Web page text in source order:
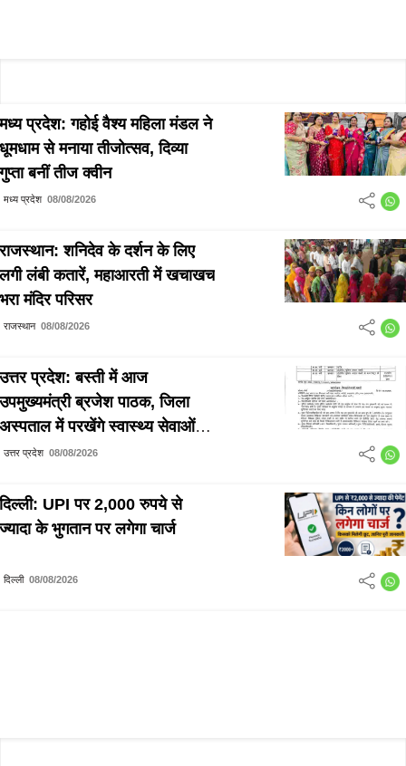
मध्य प्रदेश: गहोई वैश्य महिला मंडल ने
धूमधाम से मनाया तीजोत्सव, दिव्या
गुप्ता बनीं तीज क्वीन
मध्य प्रदेश 08/08/2026
राजस्थान: शनिदेव के दर्शन के लिए
लगी लंबी कतारें, महाआरती में खचाखच
भरा मंदिर परिसर
राजस्थान 08/08/2026
उत्तर प्रदेश: बस्ती में आज
उपमुख्यमंत्री ब्रजेश पाठक, जिला
अस्पताल में परखेंगे स्वास्थ्य सेवाओं की
हकीकत
उत्तर प्रदेश 08/08/2026
दिल्ली: UPI पर 2,000 रुपये से
ज्यादा के भुगतान पर लगेगा चार्ज
दिल्ली 08/08/2026